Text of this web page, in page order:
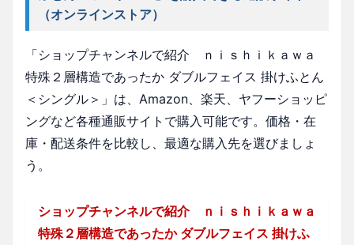
（オンラインストア）
「ショップチャンネルで紹介 ｎｉｓｈｉｋａｗａ
特殊２層構造であったか ダブルフェイス 掛けふとん
＜シングル＞」は、Amazon、楽天、ヤフーショッピ
ングなど各種通販サイトで購入可能です。価格・在
庫・配送条件を比較し、最適な購入先を選びましょ
う。
ショップチャンネルで紹介 ｎｉｓｈｉｋａｗａ
特殊２層構造であったか ダブルフェイス 掛けふ